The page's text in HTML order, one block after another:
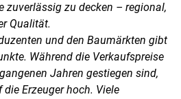
zuverlässig zu decken – regional,
Qualität.
und den Baumärkten gibt
Während die Verkaufspreise
Jahren gestiegen sind,
Erzeuger hoch. Viele